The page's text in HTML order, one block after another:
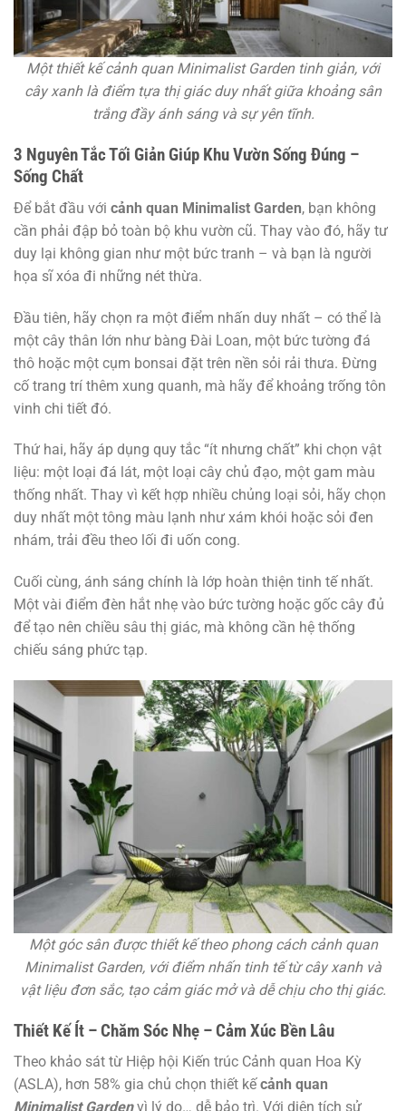
Một thiết kế cảnh quan Minimalist Garden tinh giản, với
cây xanh là điểm tựa thị giác duy nhất giữa khoảng sân
trắng đầy ánh sáng và sự yên tĩnh.
3 Nguyên Tắc Tối Giản Giúp Khu Vườn Sống Đúng –
Sống Chất
Để bắt đầu với cảnh quan Minimalist Garden, bạn không
cần phải đập bỏ toàn bộ khu vườn cũ. Thay vào đó, hãy tư
duy lại không gian như một bức tranh – và bạn là người
họa sĩ xóa đi những nét thừa.
Đầu tiên, hãy chọn ra một điểm nhấn duy nhất – có thể là
một cây thân lớn như bàng Đài Loan, một bức tường đá
thô hoặc một cụm bonsai đặt trên nền sỏi rải thưa. Đừng
cố trang trí thêm xung quanh, mà hãy để khoảng trống tôn
vinh chi tiết đó.
Thứ hai, hãy áp dụng quy tắc “ít nhưng chất” khi chọn vật
liệu: một loại đá lát, một loại cây chủ đạo, một gam màu
thống nhất. Thay vì kết hợp nhiều chủng loại sỏi, hãy chọn
duy nhất một tông màu lạnh như xám khói hoặc sỏi đen
nhám, trải đều theo lối đi uốn cong.
Cuối cùng, ánh sáng chính là lớp hoàn thiện tinh tế nhất.
Một vài điểm đèn hắt nhẹ vào bức tường hoặc gốc cây đủ
để tạo nên chiều sâu thị giác, mà không cần hệ thống
chiếu sáng phức tạp.
Một góc sân được thiết kế theo phong cách cảnh quan
Minimalist Garden, với điểm nhấn tinh tế từ cây xanh và
vật liệu đơn sắc, tạo cảm giác mở và dễ chịu cho thị giác.
Thiết Kế Ít – Chăm Sóc Nhẹ – Cảm Xúc Bền Lâu
Theo khảo sát từ Hiệp hội Kiến trúc Cảnh quan Hoa Kỳ
(ASLA), hơn 58% gia chủ chọn thiết kếcảnh quan
Minimalist Gardenvì lý do… dễ bảo trì. Với diện tích sử